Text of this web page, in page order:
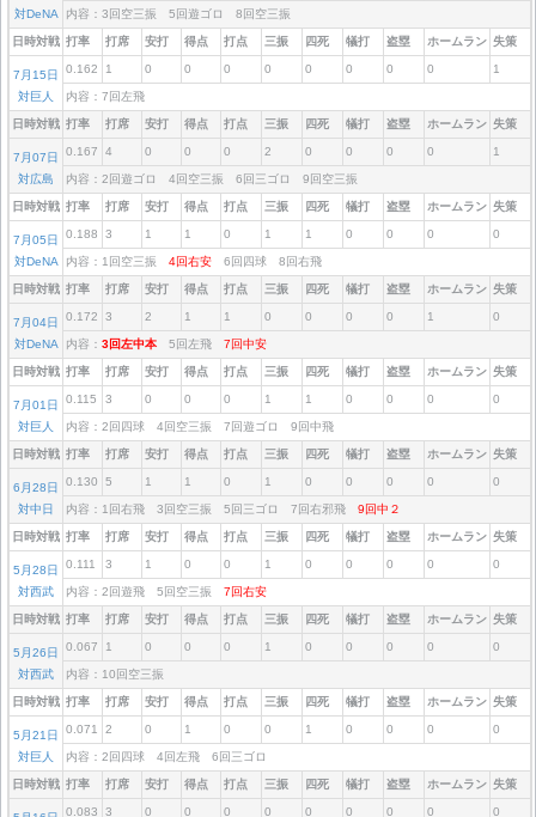
対DeNA
内容：3回空三振 5回遊ゴロ 8回空三振
日時対戦 打率 打席 安打 得点 打点 三振 四死 犠打 盗塁 ホームラン 失策
7月15日
対巨人
0.162 1 0 0 0 0 0 0 0 0 1
内容：7回左飛
日時対戦 打率 打席 安打 得点 打点 三振 四死 犠打 盗塁 ホームラン 失策
7月07日
対広島
0.167 4 0 0 0 2 0 0 0 0 1
内容：2回遊ゴロ 4回空三振 6回三ゴロ 9回空三振
日時対戦 打率 打席 安打 得点 打点 三振 四死 犠打 盗塁 ホームラン 失策
7月05日
対DeNA
0.188 3 1 1 0 1 1 0 0 0 0
内容：1回空三振 4回右安 6回四球 8回右飛
日時対戦 打率 打席 安打 得点 打点 三振 四死 犠打 盗塁 ホームラン 失策
7月04日
対DeNA
0.172 3 2 1 1 0 0 0 0 1 0
内容： 3回左中本 5回左飛 7回中安
日時対戦 打率 打席 安打 得点 打点 三振 四死 犠打 盗塁 ホームラン 失策
7月01日
対巨人
0.115 3 0 0 0 1 1 0 0 0 0
内容：2回四球 4回空三振 7回遊ゴロ 9回中飛
日時対戦 打率 打席 安打 得点 打点 三振 四死 犠打 盗塁 ホームラン 失策
6月28日
対中日
0.130 5 1 1 0 1 0 0 0 0 0
内容：1回右飛 3回空三振 5回三ゴロ 7回右邪飛 9回中２
日時対戦 打率 打席 安打 得点 打点 三振 四死 犠打 盗塁 ホームラン 失策
5月28日
対西武
0.111 3 1 0 0 1 0 0 0 0 0
内容：2回遊飛 5回空三振 7回右安
日時対戦 打率 打席 安打 得点 打点 三振 四死 犠打 盗塁 ホームラン 失策
5月26日
対西武
0.067 1 0 0 0 1 0 0 0 0 0
内容：10回空三振
日時対戦 打率 打席 安打 得点 打点 三振 四死 犠打 盗塁 ホームラン 失策
5月21日
対巨人
0.071 2 0 1 0 0 1 0 0 0 0
内容：2回四球 4回左飛 6回三ゴロ
日時対戦 打率 打席 安打 得点 打点 三振 四死 犠打 盗塁 ホームラン 失策
0.083 3 0 0 0 0 0 0 0 0 0